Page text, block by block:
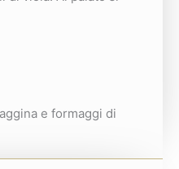
e formaggi di